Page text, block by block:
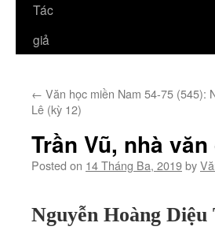
Tác
giả
← Văn học miền Nam 54-75 (545):
Lê (kỳ 12)
Trần Vũ, nhà
Posted on 14 Tháng Ba, 2019by
Nguyễn Hoàng Diệu